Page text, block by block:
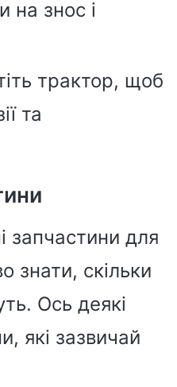
на знос і
трактор, щоб
та
запчастини для
знати, скільки
Ось деякі
які зазвичай